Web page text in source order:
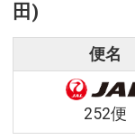
田)
便名
252便